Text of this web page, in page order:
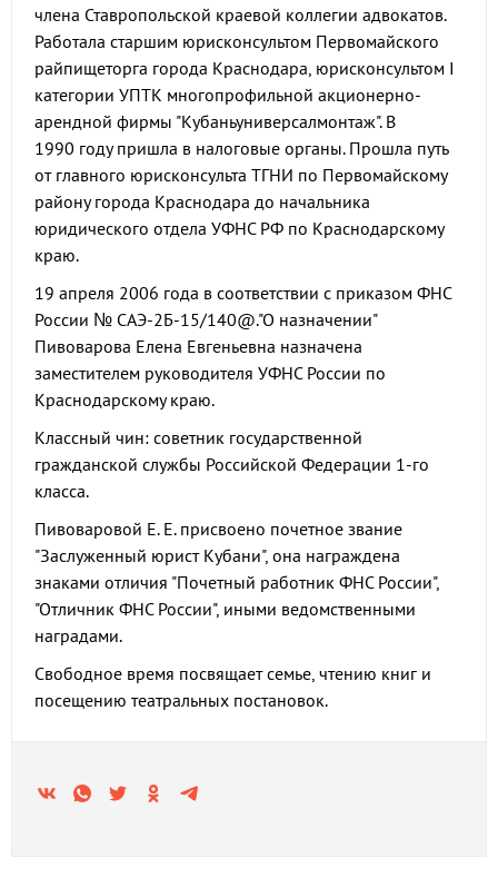
члена Ставропольской краевой коллегии адвокатов.
Работала старшим юрисконсультом Первомайского
райпищеторга города Краснодара, юрисконсультом I
категории УПТК многопрофильной акционерно-
арендной фирмы "Кубаньуниверсалмонтаж". В
1990 году пришла в налоговые органы. Прошла путь
от главного юрисконсульта ТГНИ по Первомайскому
району города Краснодара до начальника
юридического отдела УФНС РФ по Краснодарскому
краю.
19 апреля 2006 года в соответствии с приказом ФНС
России № САЭ-2Б-15/140@."О назначении"
Пивоварова Елена Евгеньевна назначена
заместителем руководителя УФНС России по
Краснодарскому краю.
Классный чин: советник государственной
гражданской службы Российской Федерации 1-го
класса.
Пивоваровой Е. Е. присвоено почетное звание
"Заслуженный юрист Кубани", она награждена
знаками отличия "Почетный работник ФНС России",
"Отличник ФНС России", иными ведомственными
наградами.
Свободное время посвящает семье, чтению книг и
посещению театральных постановок.